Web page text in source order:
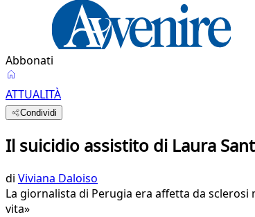
Abbonati
ATTUALITÀ
Condividi
Il suicidio assistito di Laura
di Viviana Daloiso
La giornalista di Perugia era affetta da
vita»